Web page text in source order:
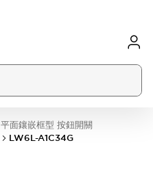
平面鑲嵌框型 按鈕開關
LW6L-A1C34G